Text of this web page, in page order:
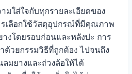
มใส่ใจกับทุกรายละเอียดของ
รเลือกใช้วัสดุอุปกรณ์ที่มีคุณภาพ
งโดยรอบก่อนและหลังปะ การ
ด้วยกรรมวิธีที่ถูกต้อง ไปจนถึง
มยางและถ่วงล้อให้ได้